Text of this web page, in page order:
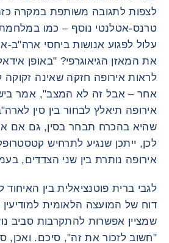
לצפות לתגובה משותפת במקרה
עלול לפגוע אנושות ביחסי ארה"ב-
את המאזן הגיאוגרפי? "באופן
לראות אירופה חזקה שאינה זקוקה
אחר – אבל זה לא המצב", אמר
אירופה תיאלץ לבחור בין סין
שהיא בהכרח תבחר בסין, גם אם
לכן, ייתכן שנגיע לתרחיש
אירופה נותרת בין שני הצדדים,
לגבי ברית פוטנציאלית בין האיחוד
שמציין אפשרות להתקרבות סביב
"חשוב לזכור את זה", סיכם. ואכן,